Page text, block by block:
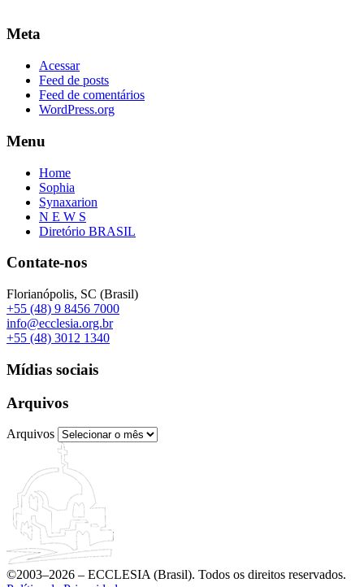
Meta
Acessar
Feed de posts
Feed de comentários
WordPress.org
Menu
Home
Sophia
Synaxarion
N E W S
Diretório BRASIL
Contate-nos
Florianópolis, SC (Brasil)
+55 (48) 9 8456 7000
info@ecclesia.org.br
+55 (48) 3012 1340
Mídias sociais
Arquivos
Arquivos
©2003–2026 – ECCLESIA (Brasil). Todos os direitos reservados.